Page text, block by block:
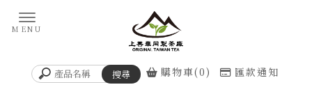
購物車(0) 匯款通知